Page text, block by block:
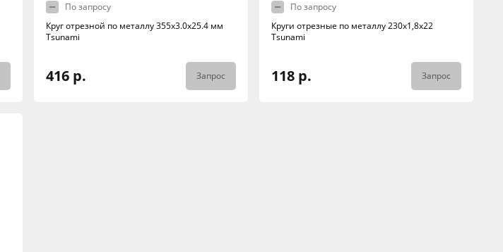
По запросу
Круг отрезной по металлу 355x3.0x25.4 мм
Tsunami
416 р. Запрос
По запросу
Круги отрезные по металлу 230х1,8х22
Tsunami
118 р. Запрос